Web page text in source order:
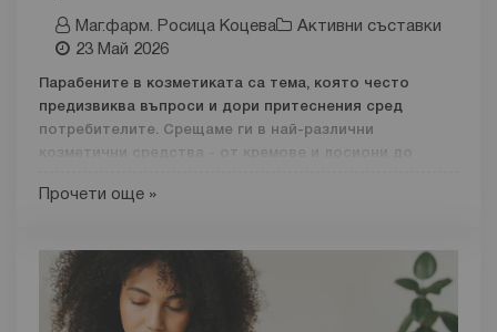
Маг.фарм. Росица Коцева
Активни съставки
23 Май 2026
Парабените в козметиката са тема, която често
предизвиква въпроси и дори притеснения сред
потребителите. Срещаме ги в най-различни
козметични средства - от кремове и лосиони до
роля е да предпазват формулите от разваляне и да
Въпреки че звучат „химично“,
използват в козметичната индустрия от
десетилетия
именно заради своята ефективност
Прочети още »